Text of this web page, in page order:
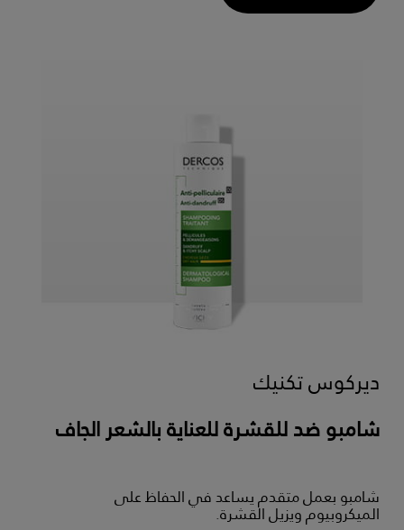
ديركوس تكنيك
شامبو ضد للقشرة للعناية بالشعر الجاف
شامبو بعمل متقدم يساعد في الحفاظ على
الميكروبيوم ويزيل القشرة.